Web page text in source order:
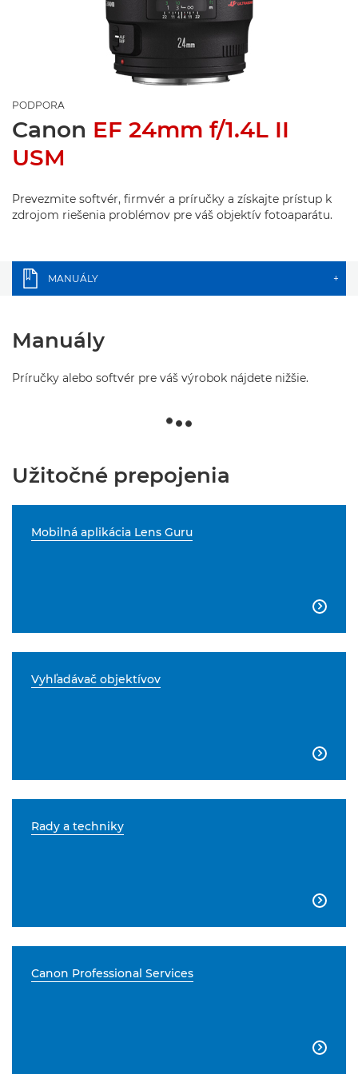
PODPORA
Canon EF 24mm f/1.4L II
USM
Prevezmite softvér, firmvér a príručky a získajte prístup k
zdrojom riešenia problémov pre váš objektív fotoaparátu.
MANUÁLY +
Manuály
Príručky alebo softvér pre váš výrobok nájdete nižšie.
Užitočné prepojenia
Mobilná aplikácia Lens Guru

Vyhľadávač objektívov

Rady a techniky

Canon Professional Services
